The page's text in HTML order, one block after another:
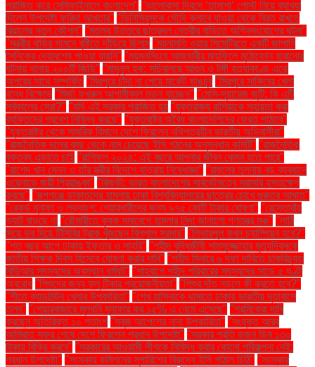
পরাজিত করে সেমিফাইনালে বাংলাদেশ" "ভালোবাসা দিবসে ‘তামাশা’ পোস্ট নিয়ে ব্যাখ্যা
দিলেন উপদেষ্টা ফরিদা আখতার" "ভিনিসিয়ুসকে সৌদি ক্লাবে যাওয়া থেকে বিরত রাখতে
রিয়ালের নতুন কৌশল" "মতলব উত্তরে ছাত্রদল নেত্রীর বাড়িতে অগ্নিসংযোগের ঘটনা"
"মন্ত্রীর বাড়ির সামনে বৃষ্টিতে দাঁড়িয়ে ছিলাম "ময়নামতি ওয়ার সিমেট্রিতে একটি জাপানি
সৈনিকের দেহাবশেষ পাওয়া যায়নি" "ময়মনসিংহে আজহারীর মাহফিলে মুঠোফোন হারানোর
ঘটনায় থানায় ২০০টি জিডি" "মামুনুল হক: সচিবালয়ে আগুন ও টঙ্গী হত্যাকাণ্ড একে
অপরের সাথে সম্পর্কিত "মিরপুরে চাঁদা না পেয়ে মার্কেট ভাঙচুর "মিরপুরে সাকিবের খেলা
বন্ধে বিক্ষোভ "মির্জা ফখরুল আগামীকাল লন্ডন যাচ্ছেন" "মেসি-সুয়ারেজ জুটি: কি এটি
সর্বকালের সেরা?" "যদি এই সরকার পরাজিত হয় "যুক্তরাজ্য রাশিয়াকে সহায়তা করা
ব্যক্তিদের প্রবেশ নিষিদ্ধ করছে" "যুক্তরাষ্ট্র অবৈধ বাংলাদেশিদের ফেরত পাঠাবে"
"যুক্তরাষ্ট্র থেকে সামরিক বিমানে দেশে ফিরলেন নথিপত্রহীন ভারতীয় অভিবাসীরা"
"রাজনৈতিক দলের কাছ থেকে নাম চেয়েছে ইসি গঠনের অনুসন্ধান কমিটি" "রাজনৈতিক
বক্তব্য এড়াতে চাই "রাশিফল ২০২৪: এই বছরে আপনার জীবন কেমন হতে পারে"
"রাশেদ খান মেনন ও তাঁর স্ত্রীর বিদেশে যাত্রায় নিষেধাজ্ঞা" "রাহুলের তুলনায় বড় ব্যবধানে
ওয়েনাডে জয়ী প্রিয়াঙ্কা" "রিজভী: ভারত বাংলাদেশের সার্বভৌমত্বে সরাসরি হস্তক্ষেপ
করছে" "রূপগঞ্জে ডাকাতদের হামলায় ঢাকা বিশ্ববিদ্যালয়ের ছাত্রের চোখে গুরুতর আঘাত"
"রেকর্ড মুনাফা ও লভ্যাংশ: শেয়ারধারীদের জন্য ৯৭৫ কোটি টাকার ঘোষণা" "রেস্তোরাঁয়
ভ্যাট বাড়ছে না "রৌমারীতে কৃষক সমাবেশে হামলার নিন্দা জানালো গণতন্ত্র মঞ্চ" "লাঠি
দিয়ে ভর দিয়ে টিসিবির ট্রাক খুঁজছেন বিল্লাল সরদার" "লিভারপুল কখন চ্যাম্পিয়ন হবে?"
"শত বছর আগে ঢাকায় ইফতার ও সাহ্‌রি" "শহীদ বুদ্ধিজীবী শামসুজ্জোহার মৃত্যুদিবসকে
জাতীয় শিক্ষক দিবস হিসেবে ঘোষণা করার দাবি" "শহীদ মিনারে ৬ দফা দাবিতে চাকরিচ্যুত
বিডিআর সদস্যদের অবস্থান ধর্মঘট" "শাহবাগে শহীদ পরিবারের সদস্যদের সাড়ে ৫ ঘণ্টা
অবরোধ "শিশুদের জন্য ফ্লু টিকার প্রয়োজনীয়তা" "শিশুর দাঁত নড়লে কী করতে হবে?"
"শীতে ব্যাডমিন্টন খেলার উপকারিতা" "শেখ হাসিনাকে থামাতে ঢাকায় ভারতীয় দূতাবাসে
তলব" "শেয়ারবাজারে মূলধনি মুনাফার কর ১৫% এ নেমে এসেছে" "শ্রমিকেরা দাবি
করছেন অতিরিক্ত ১০ শতাংশ "সবুজ আপেলের নানা উপকারিতা" "সংযুক্ত আরব
আমিরাত সফর শেষে দেশে ফিরলেন প্রধান উপদেষ্টা" "সরকার প্রতি ডজন ডিম ১৩০
টাকায় বিক্রি করবে" "সরকারের আওয়ামী লীগকে নিষিদ্ধ করার কোনো পরিকল্পনা নেই:
প্রধান উপদেষ্টা" "সংস্কার কমিশনের সুপারিশের বিরুদ্ধে ইসি পাঠাল চিঠি" "সংস্কার